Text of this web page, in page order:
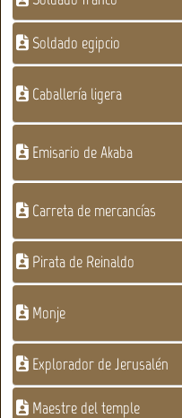
Soldado egipcio
Caballería ligera
Emisario de Akaba
Carreta de mercancías
Pirata de Reinaldo
Monje
Explorador de Jerusalén
Maestre del temple